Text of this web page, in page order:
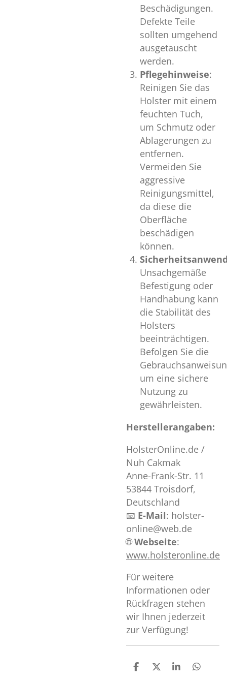
Beschädigungen.
Defekte Teile
sollten umgehend
ausgetauscht
werden.
Pflegehinweise:
Reinigen Sie das
Holster mit einem
feuchten Tuch,
um Schmutz oder
Ablagerungen zu
entfernen.
Vermeiden Sie
aggressive
Reinigungsmittel,
da diese die
Oberfläche
beschädigen
können.
Unsachgemäße
Befestigung oder
Handhabung kann
die Stabilität des
Holsters
beeinträchtigen.
Befolgen Sie die
um eine sichere
Nutzung zu
gewährleisten.
Herstellerangaben:
HolsterOnline.de /
Nuh Cakmak
Anne-Frank-Str. 11
53844 Troisdorf,
Deutschland
📧 E-Mail: holster-
online@web.de
🌐Webseite:
www.holsteronline.de
Für weitere
Informationen oder
Rückfragen stehen
wir Ihnen jederzeit
zur Verfügung!
T
T
T
T